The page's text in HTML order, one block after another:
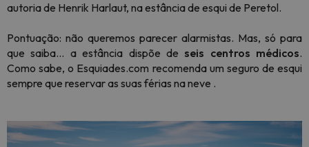
autoria de Henrik Harlaut, na estância de esqui de Peretol.
Pontuação: não queremos parecer alarmistas. Mas, só para
que saiba… a estância dispõe de seis centros médicos.
Como sabe, o Esquiades.com recomenda um seguro de esqui
sempre que reservar as suas férias na neve .